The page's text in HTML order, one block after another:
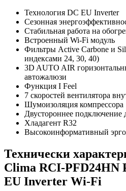
Технология DC EU Inverter
Сезонная
Стабильная работа на
Встроенный Wi-Fi модуль
Фильтры Active Carbone и
индексами 24, 30, 40)
3D AUTO AIR
автожалюзи
Функция I Feel
7 скоростей вентилятора
Шумоизоляция компрессора
Двустороннее подключение
Хладагент R32
Высокоинформативный
Технически
Clima RCI-PFD24HN
EU Inverter Wi-Fi